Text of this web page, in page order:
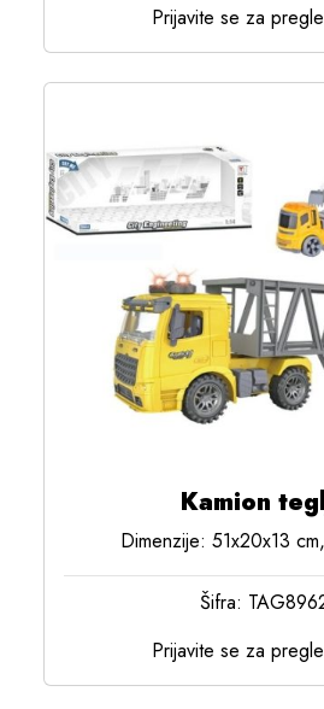
Prijavite se za
Kamion
Dimenzije: 51x20x13
Šifra:
Prijavite se za